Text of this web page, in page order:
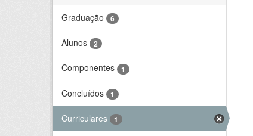
Graduação
6
Alunos 2
Componentes 1
Concluídos 1
Curriculares 1